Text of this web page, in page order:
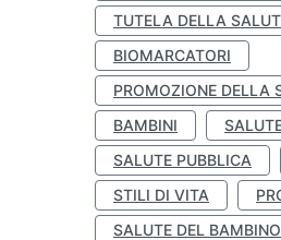
TUTELA DELLA
BIOMARCATORI
PROMOZIONE DELLA
BAMBINI
SALUTE PUBBLICA
STILI DI VITA
SALUTE DEL BAMBINO